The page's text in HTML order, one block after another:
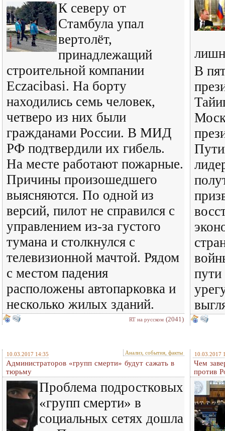
К северу от
Стамбула упал
вертолёт,
принадлежащий
строительной компании
Eczacibasi. На борту
находились семь человек,
четверо из них были
гражданами России. В МИД
РФ подтвердили их гибель.
На месте работают пожарные.
Причины произошедшего
выясняются. По одной из
версий, пилот не справился с
управлением из-за густого
тумана и столкнулся с
телевизионной мачтой. Рядом
с местом падения
расположены автопарковка и
несколько жилых зданий.
RT на русском (2041)
В
пути
10.03.2017 14:35 Анализ, события, факты
Администраторов «групп смерти» будут сажать в
тюрьму
Проблема подростковых
«групп смерти» в
социальных сетях дошла
10.03.2017
Чем
против